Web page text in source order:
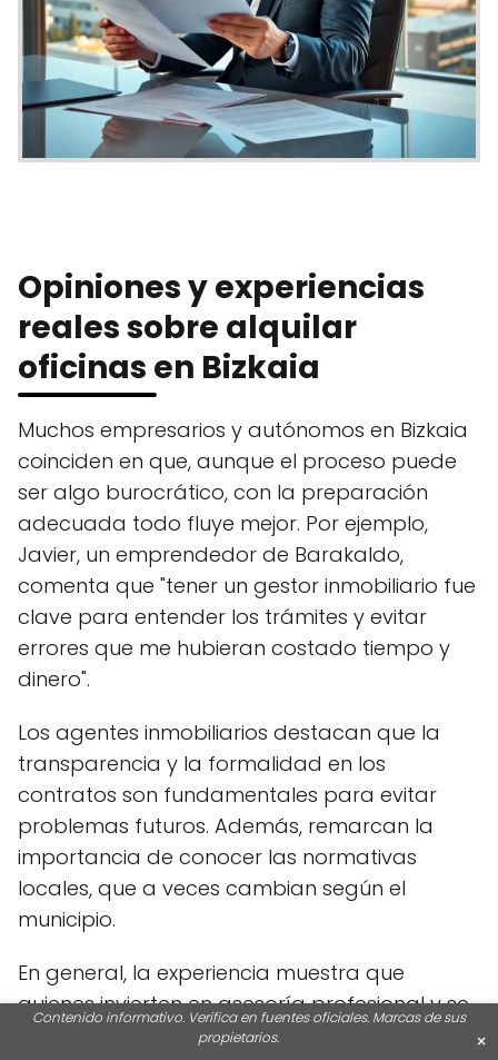
Opiniones y experiencias
reales sobre alquilar
oficinas en Bizkaia
Muchos empresarios y autónomos en Bizkaia
coinciden en que, aunque el proceso puede
ser algo burocrático, con la preparación
adecuada todo fluye mejor. Por ejemplo,
Javier, un emprendedor de Barakaldo,
comenta que "tener un gestor inmobiliario fue
clave para entender los trámites y evitar
errores que me hubieran costado tiempo y
dinero".
Los agentes inmobiliarios destacan que la
transparencia y la formalidad en los
contratos son fundamentales para evitar
problemas futuros. Además, remarcan la
importancia de conocer las normativas
locales, que a veces cambian según el
municipio.
En general, la experiencia muestra que
quienes invierten en asesoría profesional y se
informan bien, logran alquilar oficinas en
Contenido informativo. Verifica en fuentes oficiales. Marcas de sus
propietarios.
×